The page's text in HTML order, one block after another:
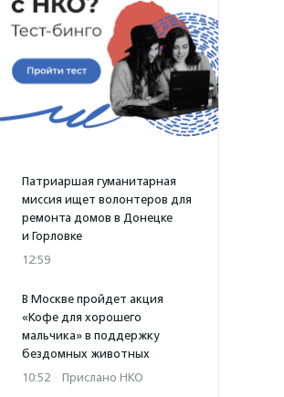
Патриаршая гуманитарная
миссия ищет волонтеров для
ремонта домов в Донецке
и Горловке
12:59
В Москве пройдет акция
«Кофе для хорошего
мальчика» в поддержку
бездомных животных
10:52 · Прислано НКО